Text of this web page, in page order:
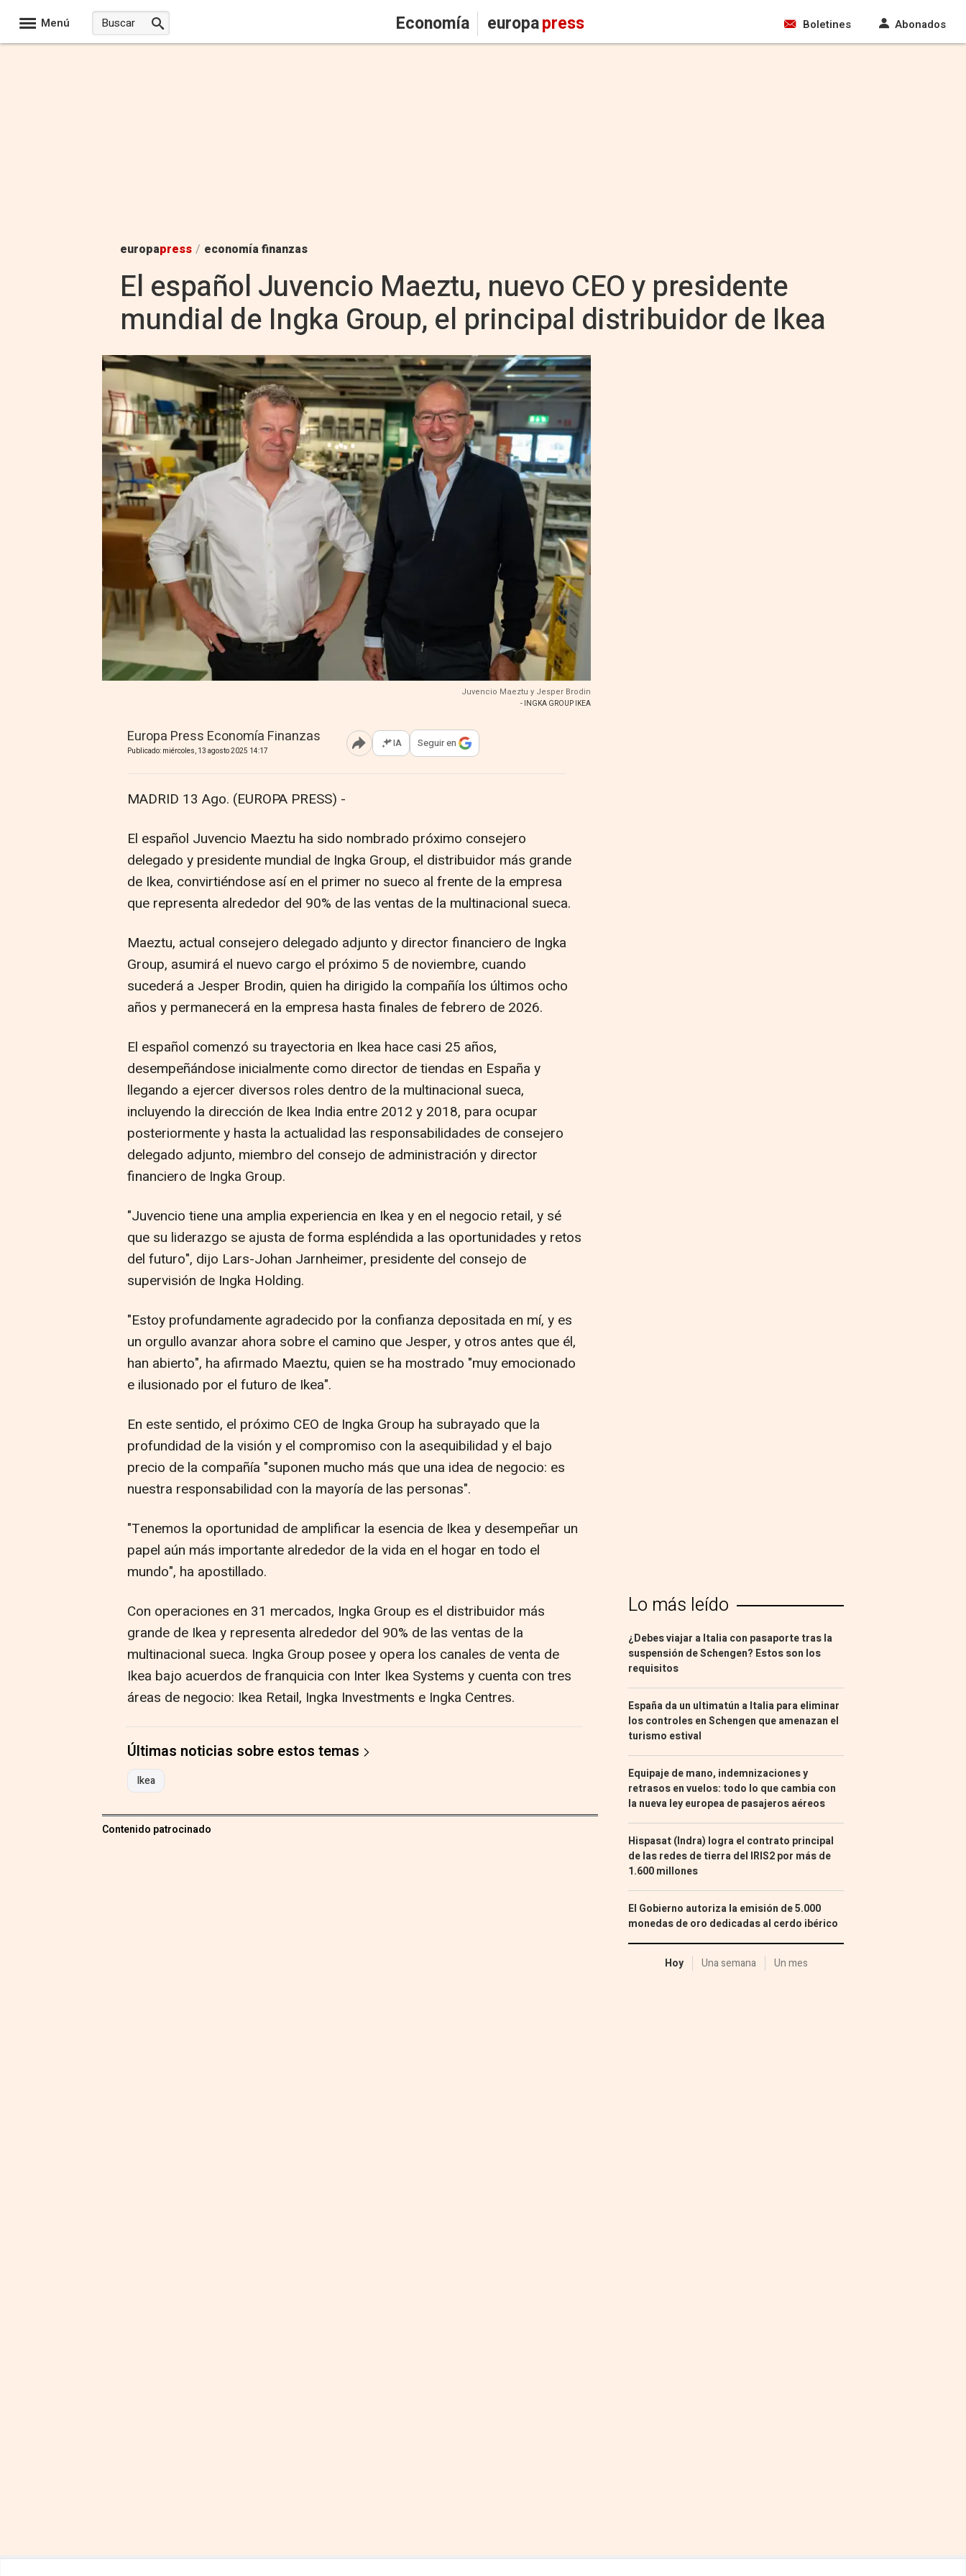
Menú Economía europapress Boletines Abonados
europapress / economía finanzas
El español Juvencio Maeztu, nuevo CEO y presidente
mundial de Ingka Group, el principal distribuidor de Ikea
Juvencio Maeztu y Jesper Brodin
- INGKA GROUP IKEA
Europa Press Economía Finanzas
Publicado: miércoles, 13 agosto 2025 14:17 Abrir opciones para compartir
IA Seguir en
MADRID 13 Ago. (EUROPA PRESS) -
El español Juvencio Maeztu ha sido nombrado próximo consejero
delegado y presidente mundial de Ingka Group, el distribuidor más grande
de Ikea, convirtiéndose así en el primer no sueco al frente de la empresa
que representa alrededor del 90% de las ventas de la multinacional sueca.
Maeztu, actual consejero delegado adjunto y director financiero de Ingka
Group, asumirá el nuevo cargo el próximo 5 de noviembre, cuando
sucederá a Jesper Brodin, quien ha dirigido la compañía los últimos ocho
años y permanecerá en la empresa hasta finales de febrero de 2026.
El español comenzó su trayectoria en Ikea hace casi 25 años,
desempeñándose inicialmente como director de tiendas en España y
llegando a ejercer diversos roles dentro de la multinacional sueca,
incluyendo la dirección de Ikea India entre 2012 y 2018, para ocupar
posteriormente y hasta la actualidad las responsabilidades de consejero
delegado adjunto, miembro del consejo de administración y director
financiero de Ingka Group.
"Juvencio tiene una amplia experiencia en Ikea y en el negocio retail, y sé
que su liderazgo se ajusta de forma espléndida a las oportunidades y retos
del futuro", dijo Lars-Johan Jarnheimer, presidente del consejo de
supervisión de Ingka Holding.
"Estoy profundamente agradecido por la confianza depositada en mí, y es
un orgullo avanzar ahora sobre el camino que Jesper, y otros antes que él,
han abierto", ha afirmado Maeztu, quien se ha mostrado "muy emocionado
e ilusionado por el futuro de Ikea".
En este sentido, el próximo CEO de Ingka Group ha subrayado que la
profundidad de la visión y el compromiso con la asequibilidad y el bajo
precio de la compañía "suponen mucho más que una idea de negocio: es
nuestra responsabilidad con la mayoría de las personas".
"Tenemos la oportunidad de amplificar la esencia de Ikea y desempeñar un
papel aún más importante alrededor de la vida en el hogar en todo el
mundo", ha apostillado.
Con operaciones en 31 mercados, Ingka Group es el distribuidor más
grande de Ikea y representa alrededor del 90% de las ventas de la
multinacional sueca. Ingka Group posee y opera los canales de venta de
Ikea bajo acuerdos de franquicia con Inter Ikea Systems y cuenta con tres
áreas de negocio: Ikea Retail, Ingka Investments e Ingka Centres.
Últimas noticias sobre estos temas
Ikea
Contenido patrocinado
Lo más leído
¿Debes viajar a Italia con pasaporte tras la
suspensión de Schengen? Estos son los
requisitos
España da un ultimatún a Italia para eliminar
los controles en Schengen que amenazan el
turismo estival
Equipaje de mano, indemnizaciones y
retrasos en vuelos: todo lo que cambia con
la nueva ley europea de pasajeros aéreos
Hispasat (Indra) logra el contrato principal
de las redes de tierra del IRIS2 por más de
1.600 millones
El Gobierno autoriza la emisión de 5.000
monedas de oro dedicadas al cerdo ibérico
Hoy Una semana Un mes